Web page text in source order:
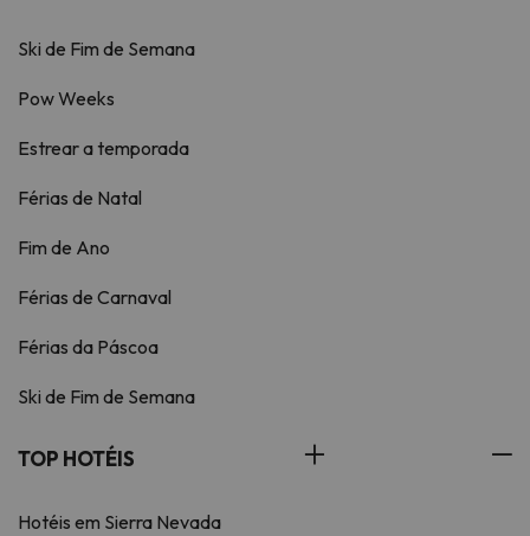
Ski de Fim de Semana
Pow Weeks
Estrear a temporada
Férias de Natal
Fim de Ano
Férias de Carnaval
Férias da Páscoa
Ski de Fim de Semana
TOP HOTÉIS
Hotéis em Sierra Nevada